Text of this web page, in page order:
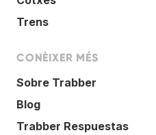
Trens
CONÈIXER MÉS
Sobre Trabber
Blog
Trabber Respuestas